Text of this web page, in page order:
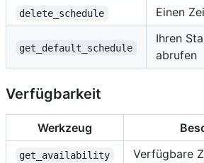
delete_schedule Einen
get_default_schedule
Ihren
abrufen
Verfügbarkeit
Werkzeug
get_availability Verfügbare